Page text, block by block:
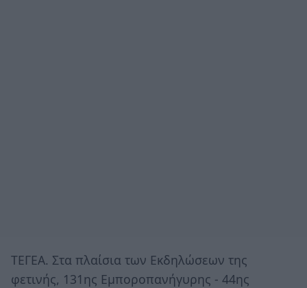
ΤΕΓΕΑ. Στα πλαίσια των Εκδηλώσεων της
φετινής, 131ης Εμποροπανήγυρης - 44ης